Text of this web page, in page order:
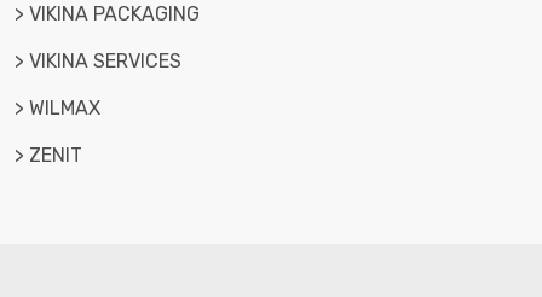
> VIKINA PACKAGING
> VIKINA SERVICES
> WILMAX
> ZENIT